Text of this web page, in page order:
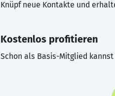
Knüpf neue Kontakte und
Kostenlos profitieren
Schon als Basis-Mitglied